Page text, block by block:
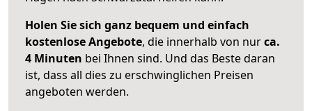
Holen Sie sich ganz bequem und einfach
kostenlose Angebote, die innerhalb von nurca.
4 Minuten bei Ihnen sind. Und das Beste daran
ist, dass all dies zu erschwinglichen Preisen
angeboten werden.